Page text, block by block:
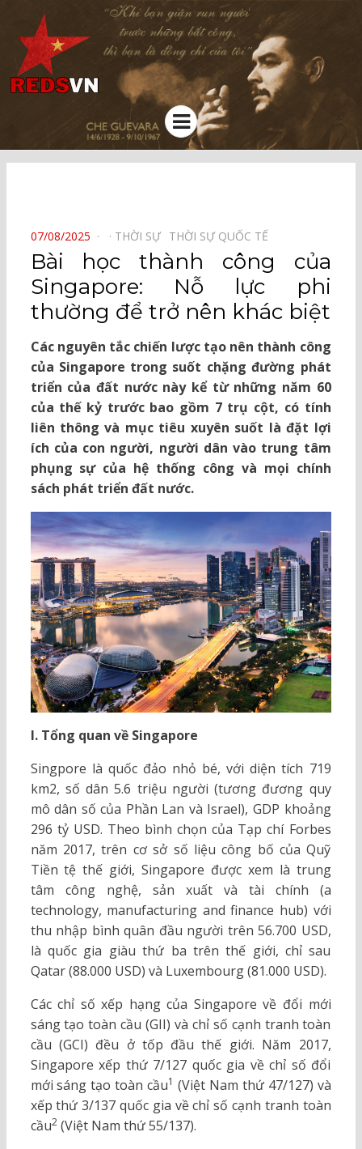
Kênh chia sẻ tri thức cộng đồng
Menu
POSTED
ON
07/08/2025 THỜI SỰ⠀ THỜI SỰ QUỐC TẾ⠀
Bài học thành công của
Singapore: Nỗ lực phi
thường để trở nên khác biệt
Các nguyên tắc chiến lược tạo nên thành công
của Singapore trong suốt chặng đường phát
triển của đất nước này kể từ những năm 60
của thế kỷ trước bao gồm 7 trụ cột, có tính
liên thông và mục tiêu xuyên suốt là đặt lợi
ích của con người, người dân vào trung tâm
phụng sự của hệ thống công và mọi chính
sách phát triển đất nước.
I. Tổng quan về Singapore
Singpore là quốc đảo nhỏ bé, với diện tích 719
km2, số dân 5.6 triệu người (tương đương quy
mô dân số của Phần Lan và Israel), GDP khoảng
296 tỷ USD. Theo bình chọn của Tạp chí Forbes
năm 2017, trên cơ sở số liệu công bố của Quỹ
Tiền tệ thế giới, Singapore được xem là trung
tâm công nghệ, sản xuất và tài chính (a
technology, manufacturing and finance hub) với
thu nhập bình quân đầu người trên 56.700 USD,
là quốc gia giàu thứ ba trên thế giới, chỉ sau
Qatar (88.000 USD) và Luxembourg (81.000 USD).
Các chỉ số xếp hạng của Singapore về đổi mới
sáng tạo toàn cầu (GII) và chỉ số cạnh tranh toàn
cầu (GCI) đều ở tốp đầu thế giới. Năm 2017,
Singapore xếp thứ 7/127 quốc gia về chỉ số đổi
mới sáng tạo toàn cầu1 (Việt Nam thứ 47/127) và
xếp thứ 3/137 quốc gia về chỉ số cạnh tranh toàn
cầu2(Việt Nam thứ 55/137).